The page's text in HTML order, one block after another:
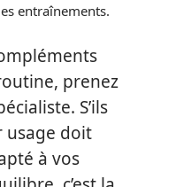
entraînements.
prenez
S’ils
usage doit
à vos